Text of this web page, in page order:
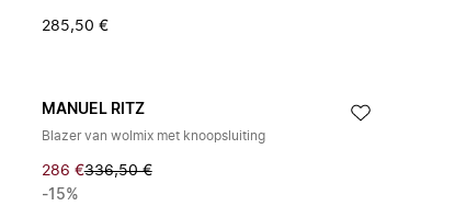
285,50 €
MANUEL RITZ
Blazer van wolmix met knoopsluiting
286 €336,50 €
-15%